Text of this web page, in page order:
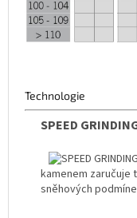
Technologie
SPEED
kamenem zaručuje
sněhových